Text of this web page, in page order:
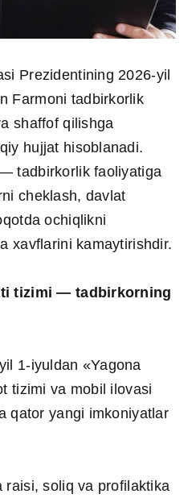
Prezidentining 2026-yil
Farmoni tadbirkorlik
shaffof qilishga
hujjat hisoblanadi.
tadbirkorlik faoliyatiga
cheklash, davlat
ochiqlikni
xavflarini kamaytirishdir.
tizimi — tadbirkorning
1-iyuldan «Yagona
tizimi va mobil ilovasi
qator yangi imkoniyatlar
raisi, soliq va profilaktika